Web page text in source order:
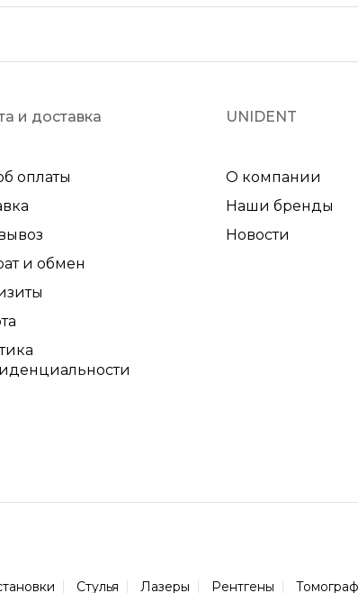
и доставка
оплаты
и обмен
UNIDENT
О компании
Наши бренды
Новости
Стулья Лазеры Рентгены